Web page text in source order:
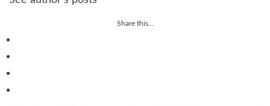
Share this...